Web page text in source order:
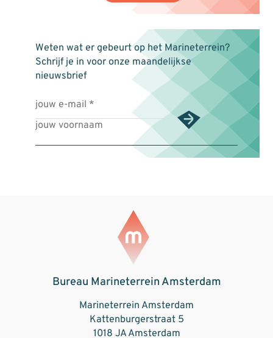
Weten wat er gebeurt op het Marineterrein?
Schrijf je in voor onze maandelijkse
nieuwsbrief
Bureau Marineterrein Amsterdam
Marineterrein Amsterdam
Kattenburgerstraat 5
1018 JA Amsterdam